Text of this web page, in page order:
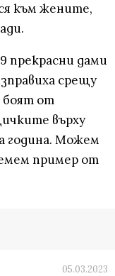
към жените,
прекрасни дами
срещу
боят от
върху
година. Можем
пример от
05.03.2023